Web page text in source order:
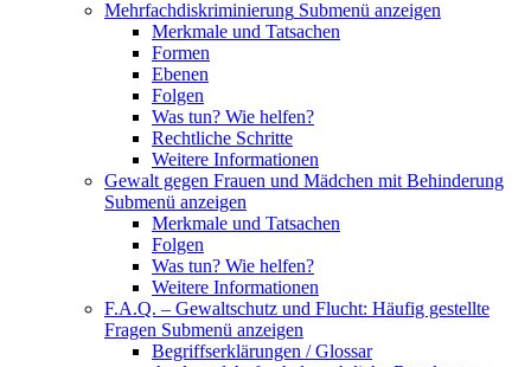
Mehrfachdiskriminierung Submenü anzeigen
Merkmale und Tatsachen
Formen
Ebenen
Folgen
Was tun? Wie helfen?
Rechtliche Schritte
Weitere Informationen
Gewalt gegen Frauen und Mädchen mit Behinderung
Submenü anzeigen
Merkmale und Tatsachen
Folgen
Was tun? Wie helfen?
Weitere Informationen
F.A.Q. – Gewaltschutz und Flucht: Häufig gestellte
Fragen Submenü anzeigen
Begriffserklärungen / Glossar